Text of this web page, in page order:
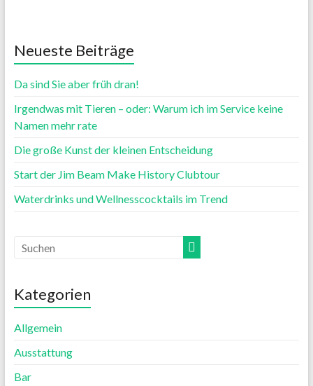
Neueste Beiträge
Da sind Sie aber früh dran!
Irgendwas mit Tieren – oder: Warum ich im Service keine
Namen mehr rate
Die große Kunst der kleinen Entscheidung
Start der Jim Beam Make History Clubtour
Waterdrinks und Wellnesscocktails im Trend
Kategorien
Allgemein
Ausstattung
Bar